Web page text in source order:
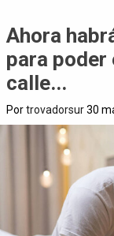
Ahora
para poder
calle...
Portrovadorsur30